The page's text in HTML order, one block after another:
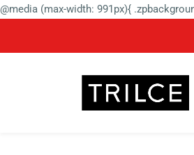
@media (max-width: 991px){